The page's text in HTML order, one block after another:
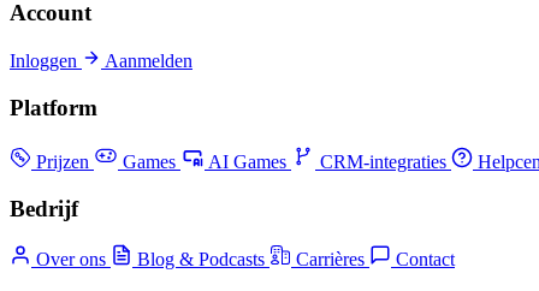
Account
Inloggen Aanmelden
Platform
Prijzen Games AI Games CRM-integraties
Bedrijf
Over ons Blog & Podcasts Carrières Contact